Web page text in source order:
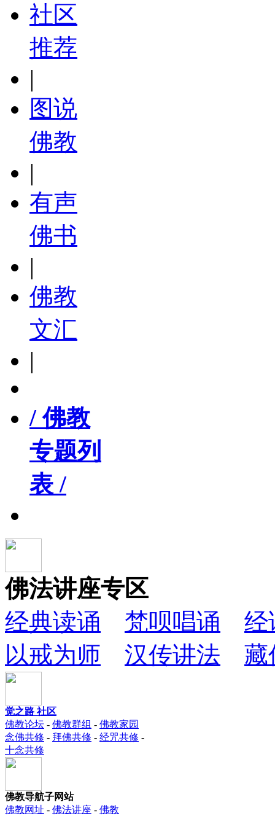
社区
推荐
|
图说
佛教
|
有声
佛书
|
佛教
文汇
|
/ 佛教
专题列
表 /
佛法讲座专区
经典读诵
梵呗唱诵
经
以戒为师
汉传讲法 藏
觉之路 社区
佛教论坛 - 佛教群组 - 佛教家园
念佛共修 - 拜佛共修 - 经咒共修 -
十念共修
佛教导航子网站
佛教网址 - 佛法讲座 - 佛教